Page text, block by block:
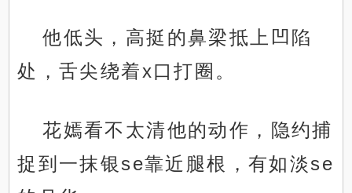
他低头，高挺的鼻梁抵上凹陷
处，舌尖绕着x口打圈。
花嫣看不太清他的动作，隐约捕
捉到一抹银se靠近腿根，有如淡se